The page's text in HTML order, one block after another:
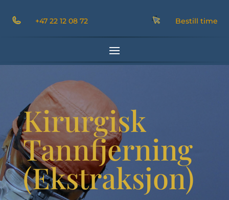
+47 22 12 08 72 Bestill time
Kirurgisk
Tannfjerning
(Ekstraksjon)